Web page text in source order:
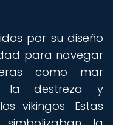
por su diseño
para navegar
como mar
la destreza y
vikingos. Estas